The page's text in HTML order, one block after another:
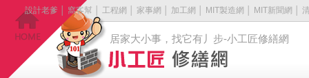
居家大小事，找它有丿步-小工匠修繕網
設計老爹 窩客幫 工程網 家事網 加工網 MIT製造網 MIT新聞網